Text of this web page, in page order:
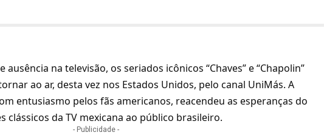
na televisão, os seriados icônicos “Chaves” e “Chapolin”
ao ar, desta vez nos Estados Unidos, pelo canal UniMás. A
entusiasmo pelos fãs americanos, reacendeu as esperanças do
clássicos da TV mexicana ao público brasileiro.
- Publicidade -